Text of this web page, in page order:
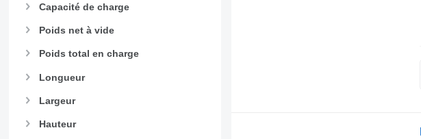
Capacité de charge
Poids net à vide
Poids total en charge
Longueur
Largeur
Hauteur